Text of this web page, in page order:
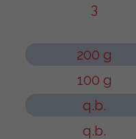
3
200 g
100 g
q.b.
q.b.